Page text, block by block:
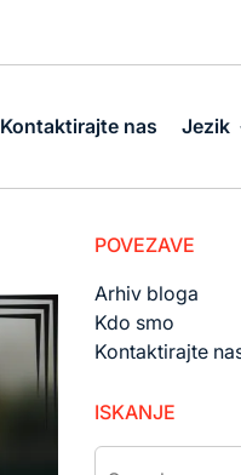
Kontaktirajte nas Jezik
POVEZAVE
Arhiv bloga
Kdo smo
Kontaktirajte
ISKANJE